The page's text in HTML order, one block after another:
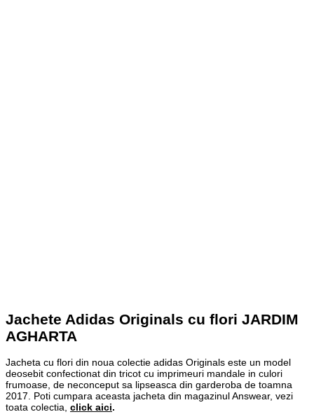
Jachete Adidas Originals cu flori JARDIM
AGHARTA
Jacheta cu flori din noua colectie adidas Originals este un model
deosebit confectionat din tricot cu imprimeuri mandale in culori
frumoase, de neconceput sa lipseasca din garderoba de toamna
2017. Poti cumpara aceasta jacheta din magazinul Answear, vezi
toata colectia, click aici.